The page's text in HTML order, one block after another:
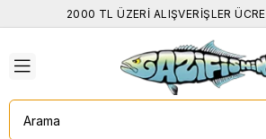
2000 TL ÜZERİ ALIŞVERİŞLER